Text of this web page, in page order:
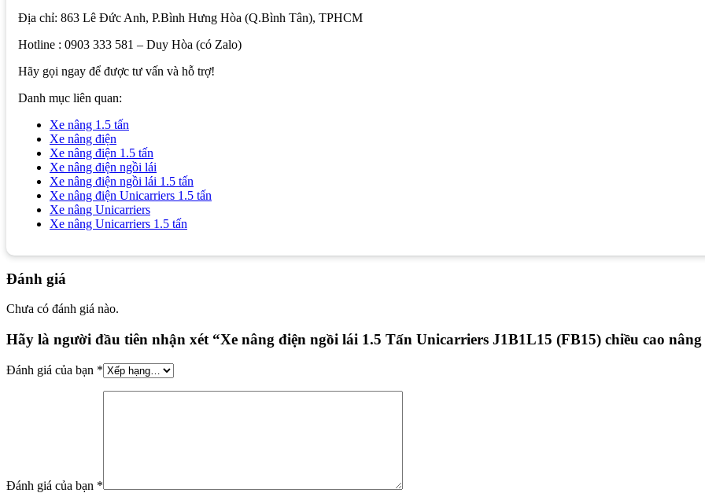
Địa chỉ: 863 Lê Đức Anh, P.Bình Hưng Hòa (Q.Bình Tân), TPHCM
Hotline : 0903 333 581 – Duy Hòa (có Zalo)
Hãy gọi ngay để được tư vấn và hỗ trợ!
Danh mục liên quan:
Xe nâng 1.5 tấn
Xe nâng điện
Xe nâng điện 1.5 tấn
Xe nâng điện ngồi lái
Xe nâng điện ngồi lái 1.5 tấn
Xe nâng điện Unicarriers 1.5 tấn
Xe nâng Unicarriers
Xe nâng Unicarriers 1.5 tấn
Đánh giá
Chưa có đánh giá nào.
Hãy là người đầu tiên nhận xét “Xe nâng điện ngồi lái 1.5 Tấn Unicarriers J1B1L15 (FB15) chiều cao nâng
Đánh giá của bạn *
Đánh giá của bạn *